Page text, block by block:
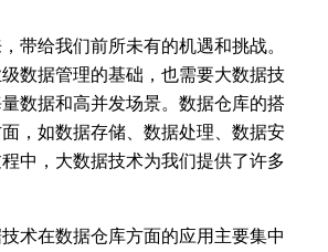
带给我们前所未有的机遇和挑战。
数据管理的基础，也需要大数据技
数据和高并发场景。数据仓库的搭
，如数据存储、数据处理、数据安
中，大数据技术为我们提供了许多
术在数据仓库方面的应用主要集中